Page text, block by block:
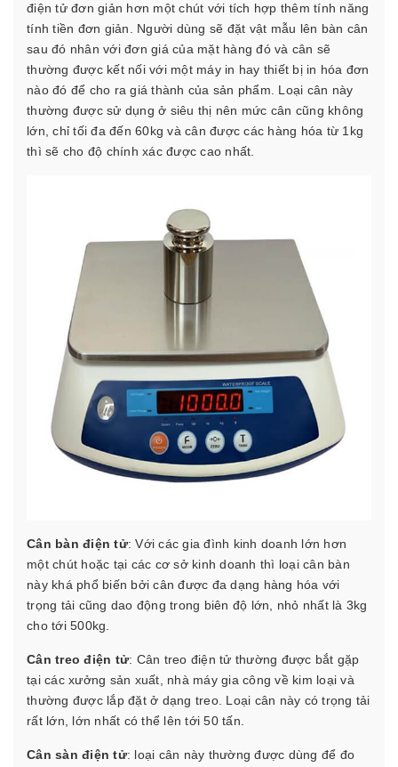
điện tử đơn giản hơn một chút với tích hợp thêm tính năng
tính tiền đơn giản. Người dùng sẽ đặt vật mẫu lên bàn cân
sau đó nhân với đơn giá của mặt hàng đó và cân sẽ
thường được kết nối với một máy in hay thiết bị in hóa đơn
nào đó để cho ra giá thành của sản phẩm. Loại cân này
thường được sử dụng ở siêu thị nên mức cân cũng không
lớn, chỉ tối đa đến 60kg và cân được các hàng hóa từ 1kg
thì sẽ cho độ chính xác được cao nhất.
Cân bàn điện tử: Với các gia đình kinh doanh lớn hơn
một chút hoặc tại các cơ sở kinh doanh thì loại cân bàn
này khá phổ biến bởi cân được đa dạng hàng hóa với
trọng tải cũng dao động trong biên độ lớn, nhỏ nhất là 3kg
cho tới 500kg.
Cân treo điện tử: Cân treo điện tử thường được bắt gặp
tại các xưởng sản xuất, nhà máy gia công về kim loại và
thường được lắp đặt ở dạng treo. Loại cân này có trọng tải
rất lớn, lớn nhất có thể lên tới 50 tấn.
Cân sàn điện tử: loại cân này thường được dùng để đo